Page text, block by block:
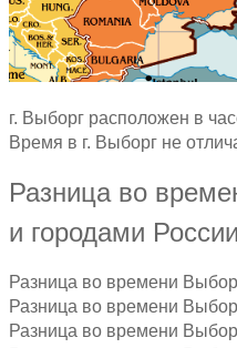
г. Выборг расположен в
Время в г. Выборг не
Разница во
и городами России
Разница во времени
Разница во времени
Разница во времени